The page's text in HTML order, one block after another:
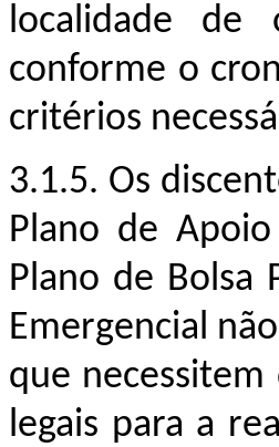
localidade de
conforme o
critérios
3.1.5. Os
Plano de
Plano de Bolsa
Emergencial
que necessitem
legais para a